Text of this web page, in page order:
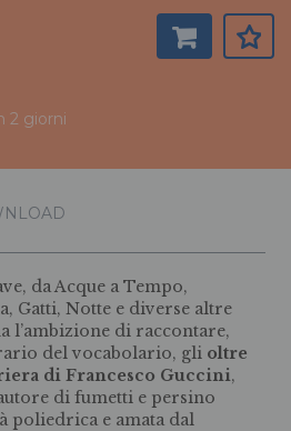
2 giorni
da Acque a Tempo,
Gatti, Notte e diverse altre
l’ambizione di raccontare,
del vocabolario, gli oltre
di Francesco Guccini,
di fumetti e persino
poliedrica e amata dal